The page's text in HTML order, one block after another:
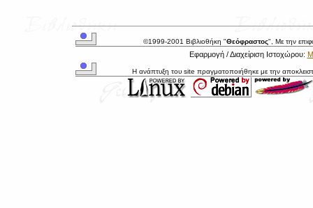
©1999-2001 Βιβλιοθήκη "Θεόφραστος", Με την
Εφαρμογή / Διαχείριση Ιστοχώρου:
Η ανάπτυξη του site πραγματοποιήθηκε με την